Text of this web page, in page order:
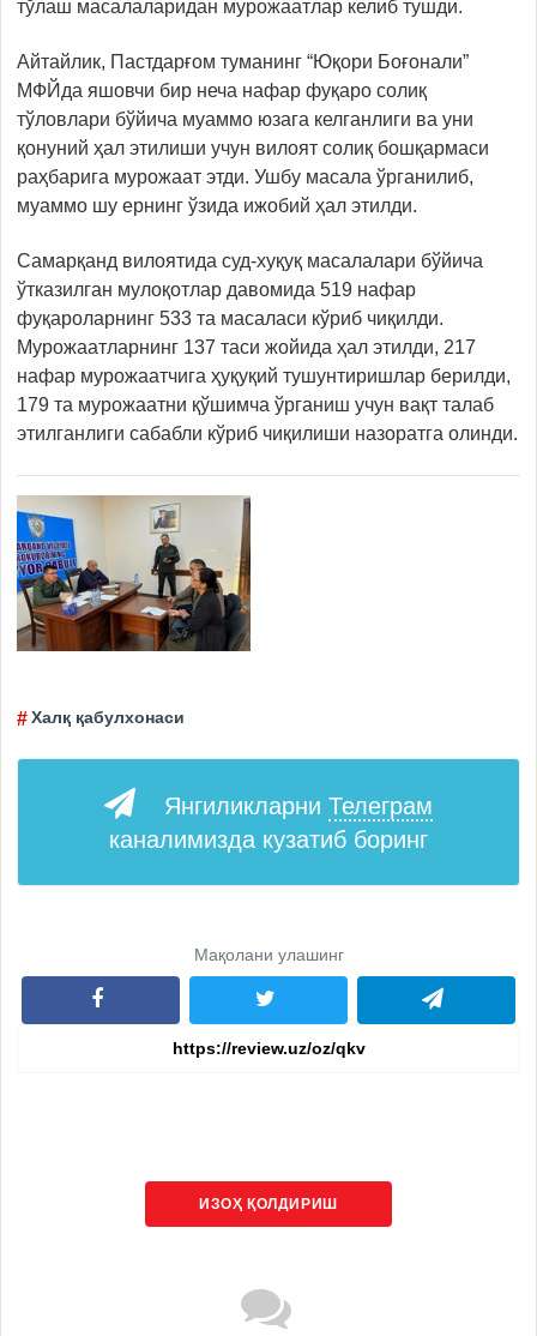
тўлаш масалаларидан мурожаатлар келиб тушди.
Айтайлик, Пастдарғом туманинг “Юқори Боғонали”
МФЙда яшовчи бир неча нафар фуқаро солиқ
тўловлари бўйича муаммо юзага келганлиги ва уни
қонуний ҳал этилиши учун вилоят солиқ бошқармаси
раҳбарига мурожаат этди. Ушбу масала ўрганилиб,
муаммо шу ернинг ўзида ижобий ҳал этилди.
Самарқанд вилоятида суд-хуқуқ масалалари бўйича
ўтказилган мулоқотлар давомида 519 нафар
фуқароларнинг 533 та масаласи кўриб чиқилди.
Мурожаатларнинг 137 таси жойида ҳал этилди, 217
нафар мурожаатчига ҳуқуқий тушунтиришлар берилди,
179 та мурожаатни қўшимча ўрганиш учун вақт талаб
этилганлиги сабабли кўриб чиқилиши назоратга олинди.
Халқ қабулхонаси
Янгиликларни Телеграм
каналимизда кузатиб боринг
Мақолани улашинг
ИЗОҲ ҚОЛДИРИШ